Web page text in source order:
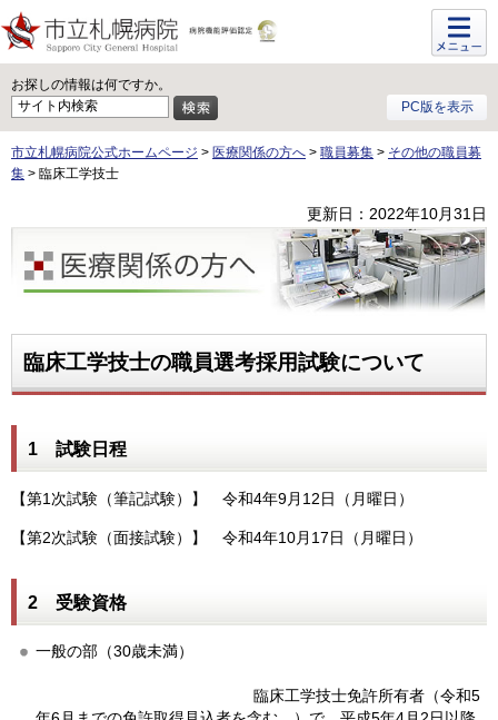
お探しの情報は何ですか。
PC版を表示
メニュ
ー
市立札幌病院公式ホームページ > 医療関係の方へ > 職員募集 > その他の職員募
集 > 臨床工学技士
更新日：2022年10月31日
医療関係の方へ
臨床工学技士の職員選考採用試験について
1 試験日程
【第1次試験（筆記試験）】 令和4年9月12日（月曜日）
【第2次試験（面接試験）】 令和4年10月17日（月曜日）
2 受験資格
一般の部（30歳未満）
臨床工学技士免許所有者（令和5